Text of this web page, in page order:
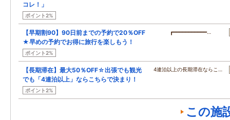
コレ！」
ポイント2%
【早期割90】90日前までの予約で20％OFF
★早めの予約でお得に旅行を楽しもう！
ポイント2%
┏━━━━━━━━━━━…
【長期滞在】最大50％OFF☆出張でも観光
でも「4連泊以上」ならこちらで決まり！
ポイント2%
4連泊以上の長期滞在ならこ…
この施